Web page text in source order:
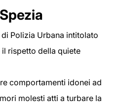
Polizia Urbana intitolato
rispetto della quiete
comportamenti idonei ad
molesti atti a turbare la